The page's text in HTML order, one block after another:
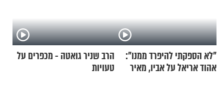
"לא הספקתי להיפרד ממנו":
אהוד אריאל על אביו, מאיר
הרב שניר גואטה - מכפרים על
טעויות